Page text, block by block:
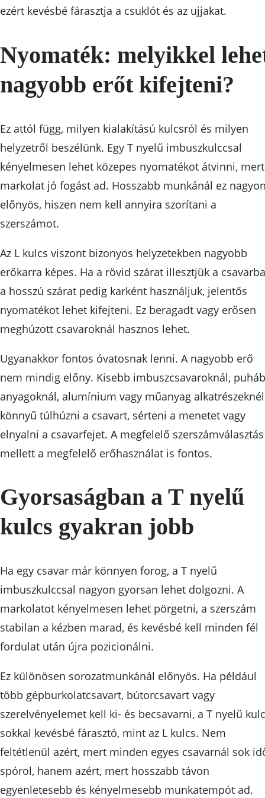
ezért kevésbé fárasztja a csuklót és az ujjakat.
Nyomaték: melyikkel
nagyobb erőt kifejteni?
Ez attól függ, milyen kialakítású kulcsról és milyen
helyzetről beszélünk. Egy T nyelű imbuszkulccsal
kényelmesen lehet közepes nyomatékot átvinni,
markolat jó fogást ad. Hosszabb munkánál ez
előnyös, hiszen nem kell annyira szorítani a
szerszámot.
Az L kulcs viszont bizonyos helyzetekben nagyobb
erőkarra képes. Ha a rövid szárat illesztjük a
a hosszú szárat pedig karként használjuk, jelentős
nyomatékot lehet kifejteni. Ez beragadt vagy erősen
meghúzott csavaroknál hasznos lehet.
Ugyanakkor fontos óvatosnak lenni. A nagyobb erő
nem mindig előny. Kisebb imbuszcsavaroknál,
anyagoknál, alumínium vagy műanyag alkatrészeknél
könnyű túlhúzni a csavart, sérteni a menetet vagy
elnyalni a csavarfejet. A megfelelő szerszámválasztás
mellett a megfelelő erőhasználat is fontos.
Gyorsaságban a T nyelű
kulcs gyakran jobb
Ha egy csavar már könnyen forog, a T nyelű
imbuszkulccsal nagyon gyorsan lehet dolgozni. A
markolatot kényelmesen lehet pörgetni, a szerszám
stabilan a kézben marad, és kevésbé kell minden fél
fordulat után újra pozicionálni.
Ez különösen sorozatmunkánál előnyös. Ha például
több gépburkolatcsavart, bútorcsavart vagy
szerelvényelemet kell ki- és becsavarni, a T nyelű
sokkal kevésbé fárasztó, mint az L kulcs. Nem
feltétlenül azért, mert minden egyes csavarnál sok
spórol, hanem azért, mert hosszabb távon
egyenletesebb és kényelmesebb munkatempót ad.